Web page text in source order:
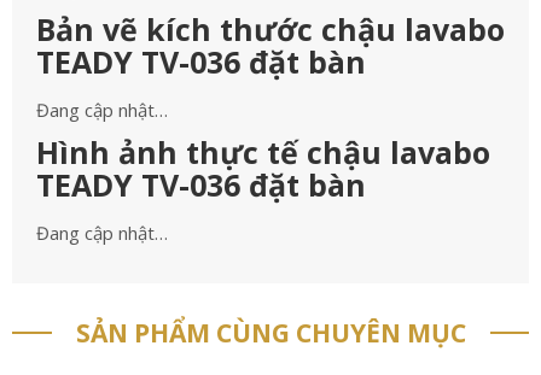
Bản vẽ kích thước chậu lavabo
TEADY TV-036 đặt bàn
Đang cập nhật…
Hình ảnh thực tế chậu lavabo
TEADY TV-036 đặt bàn
Đang cập nhật…
SẢN PHẨM CÙNG CHUYÊN MỤC